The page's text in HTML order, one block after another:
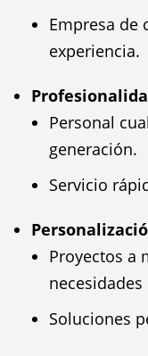
Empresa de
experiencia.
Personal
generación.
Servicio
Proyectos a
Soluciones